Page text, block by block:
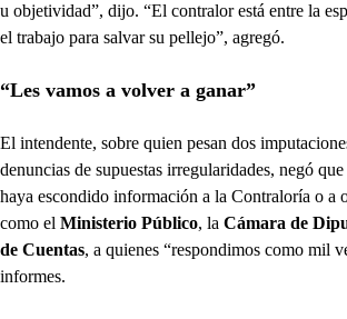
u objetividad”, dijo. “El contralor está entre la
el trabajo para salvar su pellejo”, agregó.
“Les vamos a volver a ganar”
El intendente, sobre quien pesan dos
denuncias de supuestas irregularidades, negó
haya escondido información a la Contraloría o a
como el Ministerio Público, la Cámara de
de Cuentas, a quienes “respondimos como mil
informes.